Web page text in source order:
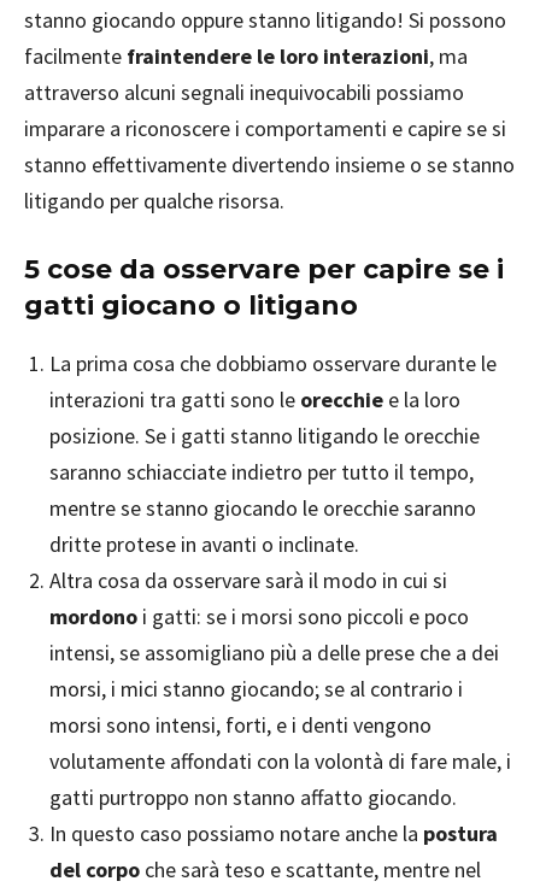
stanno giocando oppure stanno litigando! Si possono
facilmente fraintendere le loro interazioni, ma
attraverso alcuni segnali inequivocabili possiamo
imparare a riconoscere i comportamenti e capire se si
stanno effettivamente divertendo insieme o se stanno
litigando per qualche risorsa.
5 cose da osservare per capire se i
gatti giocano o litigano
La prima cosa che dobbiamo osservare durante le
interazioni tra gatti sono le orecchie e la loro
posizione. Se i gatti stanno litigando le orecchie
saranno schiacciate indietro per tutto il tempo,
mentre se stanno giocando le orecchie saranno
dritte protese in avanti o inclinate.
Altra cosa da osservare sarà il modo in cui si
mordono i gatti: se i morsi sono piccoli e poco
intensi, se assomigliano più a delle prese che a dei
morsi, i mici stanno giocando; se al contrario i
morsi sono intensi, forti, e i denti vengono
volutamente affondati con la volontà di fare male, i
gatti purtroppo non stanno affatto giocando.
In questo caso possiamo notare anche la postura
del corpo che sarà teso e scattante, mentre nel